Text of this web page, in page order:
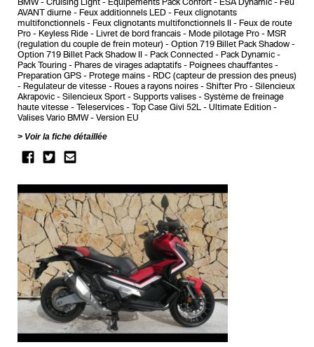
BMW
Cruising Light Equipements Pack Confort ESA Dynamic
Feu
AVANT diurne
Feux additionnels LED
Feux clignotants
multifonctionnels
Feux clignotants multifonctionnels II
Feux de route
Pro
Keyless Ride Livret de bord francais Mode pilotage Pro
MSR
(regulation du couple de frein moteur)
Option 719 Billet Pack Shadow
Option 719 Billet Pack Shadow II
Pack Connected
Pack Dynamic
Pack Touring
Phares de virages adaptatifs
Poignees chauffantes
Preparation GPS
Protege mains
RDC (capteur de pression des pneus)
Regulateur de vitesse
Roues a rayons noires Shifter Pro
Silencieux
Akrapovic
Silencieux Sport Supports valises
Système de freinage
haute vitesse
Teleservices Top Case Givi 52L
Ultimate Edition
Valises Vario BMW
Version EU
Voir la fiche détaillée